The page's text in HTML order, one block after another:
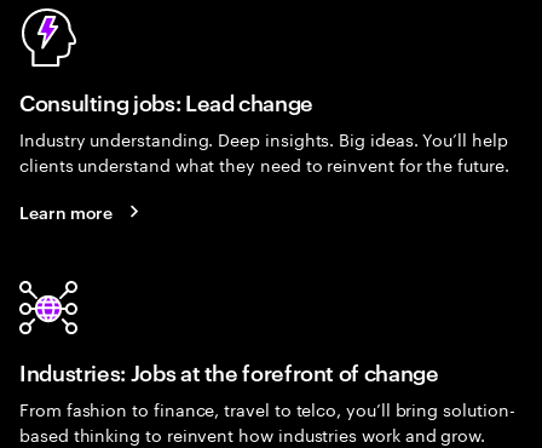
Consulting jobs: Lead change
Industry understanding. Deep insights. Big ideas. You’ll help
clients understand what they need to reinvent for the future.
Learn more
Industries: Jobs at the forefront of change
From fashion to finance, travel to telco, you’ll bring solution-
based thinking to reinvent how industries work and grow.